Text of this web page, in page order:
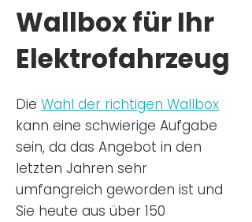
Wallbox für Ihr
Elektrofahrzeug
Die Wahl der richtigen Wallbox
kann eine schwierige Aufgabe
sein, da das Angebot in den
letzten Jahren sehr
umfangreich geworden ist und
Sie heute aus über 150